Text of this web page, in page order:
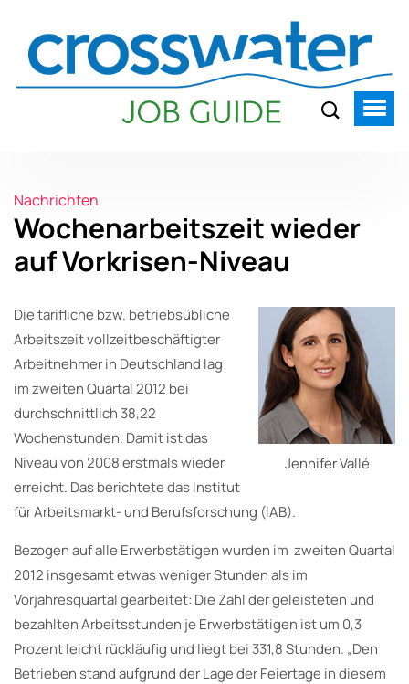
Nachrichten
Wochenarbeitszeit wieder
auf Vorkrisen-Niveau
Jennifer Vallé
Die tarifliche bzw. betriebsübliche
Arbeitszeit vollzeitbeschäftigter
Arbeitnehmer in Deutschland lag
im zweiten Quartal 2012 bei
durchschnittlich 38,22
Wochenstunden. Damit ist das
Niveau von 2008 erstmals wieder
erreicht. Das berichtete das Institut
für Arbeitsmarkt- und Berufsforschung (IAB).
Bezogen auf alle Erwerbstätigen wurden im zweiten Quartal
2012 insgesamt etwas weniger Stunden als im
Vorjahresquartal gearbeitet: Die Zahl der geleisteten und
bezahlten Arbeitsstunden je Erwerbstätigen ist um 0,3
Prozent leicht rückläufig und liegt bei 331,8 Stunden. „Den
Betrieben stand aufgrund der Lage der Feiertage in diesem